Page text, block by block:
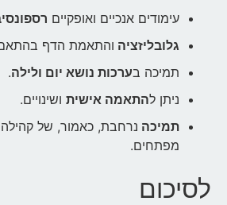
עימודים אנכיים ואופקיים
גלובליזציה והתאמת הדף
תמיכה בערכות נושא יום ולילה.
ניתן להתאמה אישית ושינויים.
תמיכה נרחבת, כאמור, של
מפתחים.
לסיכום